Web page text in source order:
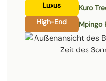
Luxus
Kuro
High-End
Mpingo